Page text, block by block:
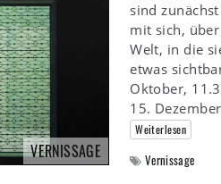
VERNISSAGE
sind
mit sich,
Welt, in die
etwas
Oktober,
15.
Weiterlesen
Vernissage